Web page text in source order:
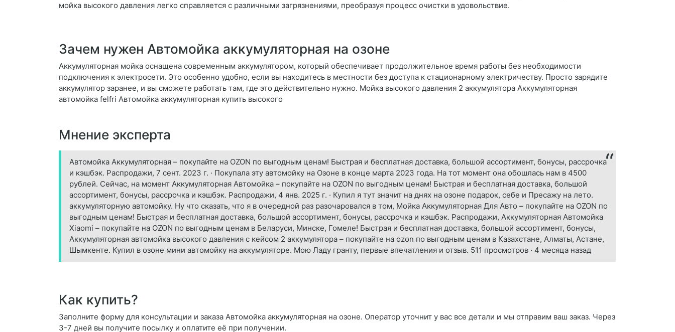
мойка высокого давления легко справляется с различными загрязнениями, преобразуя процесс очистки в удовольствие.
Зачем нужен Автомойка аккумуляторная на озоне
Аккумуляторная мойка оснащена современным аккумулятором, который обеспечивает продолжительное время работы без необходимости
подключения к электросети. Это особенно удобно, если вы находитесь в местности без доступа к стационарному электричеству. Просто зарядите
аккумулятор заранее, и вы сможете работать там, где это действительно нужно. Мойка высокого давления 2 аккумулятора Аккумуляторная
автомойка felfri Автомойка аккумуляторная купить высокого
Мнение эксперта
Автомойка Аккумуляторная – покупайте на OZON по выгодным ценам! Быстрая и бесплатная доставка, большой ассортимент, бонусы, рассрочка
и кэшбэк. Распродажи, 7 сент. 2023 г. · Покупала эту автомойку на Озоне в конце марта 2023 года. На тот момент она обошлась нам в 4500
рублей. Сейчас, на момент Аккумуляторная Автомойка – покупайте на OZON по выгодным ценам! Быстрая и бесплатная доставка, большой
ассортимент, бонусы, рассрочка и кэшбэк. Распродажи, 4 янв. 2025 г. · Купил я тут значит на днях на озоне подарок, себе и Пресажу на лето.
аккумуляторную автомойку. Ну что сказать, что я в очередной раз разочаровался в том, Мойка Аккумуляторная Для Авто – покупайте на OZON по
выгодным ценам! Быстрая и бесплатная доставка, большой ассортимент, бонусы, рассрочка и кэшбэк. Распродажи, Аккумуляторная Автомойка
Xiaomi – покупайте на OZON по выгодным ценам в Беларуси, Минске, Гомеле! Быстрая и бесплатная доставка, большой ассортимент, бонусы,
Аккумуляторная автомойка высокого давления с кейсом 2 аккумулятора – покупайте на ozon по выгодным ценам в Казахстане, Алматы, Астане,
Шымкенте. Купил в озоне мини автомойку на аккумуляторе. Мою Ладу гранту, первые впечатления и отзыв. 511 просмотров · 4 месяца назад
Как купить?
Заполните форму для консультации и заказа Автомойка аккумуляторная на озоне. Оператор уточнит у вас все детали и мы отправим ваш заказ. Через
3-7 дней вы получите посылку и оплатите её при получении.